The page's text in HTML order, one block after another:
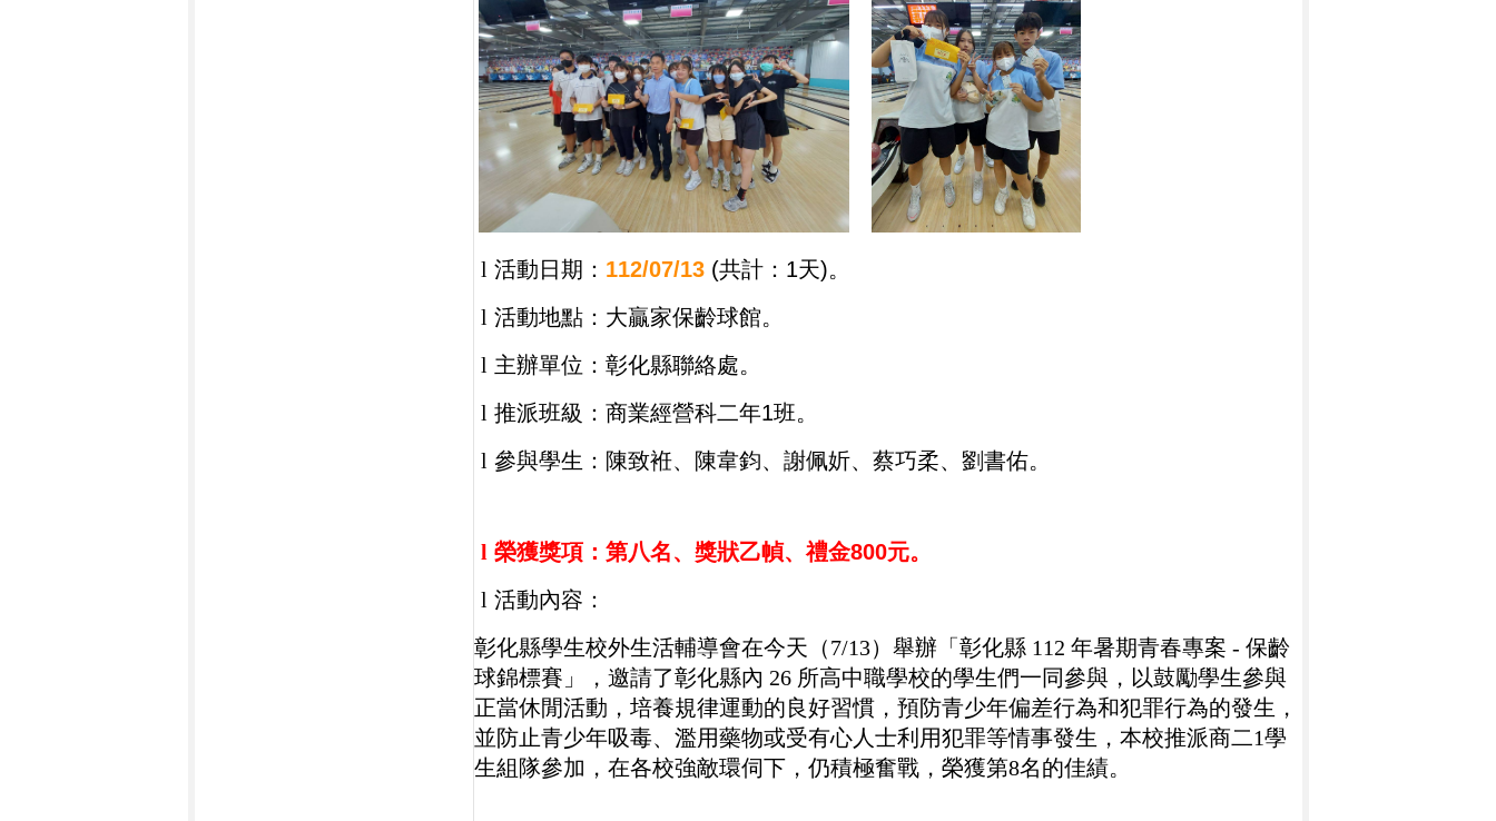
l 活動日期： 112/07/13 (共計： 1天)。
l 活動地點：大贏家保齡球館。
l 主辦單位：彰化縣聯絡處。
l 推派班級：商業經營科二年1班。
l 參與學生 ： 陳致袵、陳韋鈞、謝佩妡、蔡巧柔、劉書佑。
l 榮獲獎項：第八名、獎狀乙幀、禮金800元。
l 活動內容：
彰化縣學生校外生活輔導會在今天（7/13）舉辦「彰化縣 112 年暑期青春專案 - 保齡
球錦標賽」，邀請了彰化縣內 26 所高中職學校的學生們一同參與，以鼓勵學生參與
正當休閒活動，培養規律運動的良好習慣，預防青少年偏差行為和犯罪行為的發生，
並防止青少年吸毒、濫用藥物或受有心人士利用犯罪等情事發生，本校推派商二1學
生組隊參加，在各校強敵環伺下，仍積極奮戰，榮獲第8名的佳績。